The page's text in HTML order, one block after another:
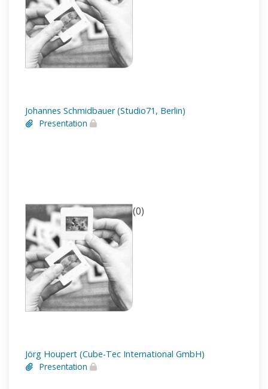
Johannes Schmidbauer (Studio71, Berlin)
Presentation
(0)
Jörg Houpert (Cube-Tec International GmbH)
Presentation